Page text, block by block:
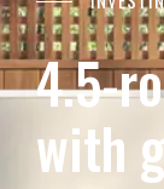
4.5-
with